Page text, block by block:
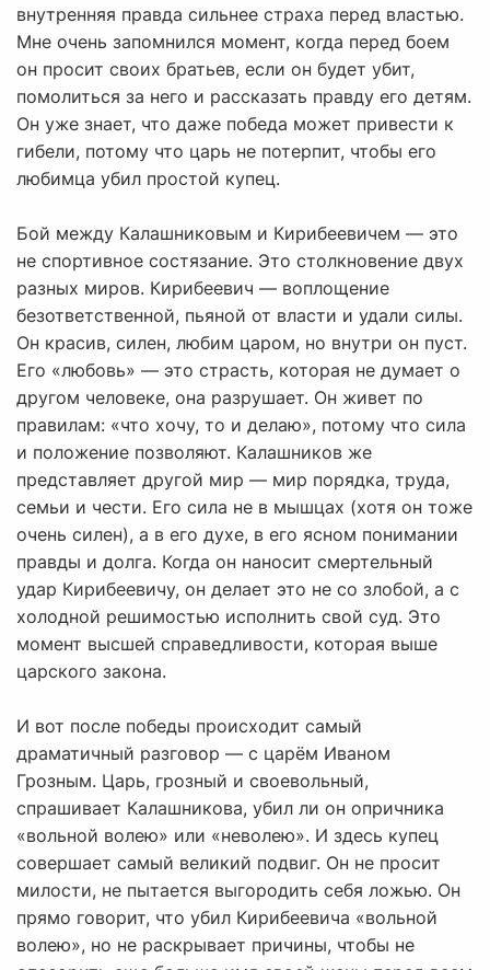
внутренняя правда сильнее страха перед властью.
Мне очень запомнился момент, когда перед боем
он просит своих братьев, если он будет убит,
помолиться за него и рассказать правду его детям.
Он уже знает, что даже победа может привести к
гибели, потому что царь не потерпит, чтобы его
любимца убил простой купец.
Бой между Калашниковым и Кирибеевичем — это
не спортивное состязание. Это столкновение двух
разных миров. Кирибеевич — воплощение
безответственной, пьяной от власти и удали силы.
Он красив, силен, любим царом, но внутри он пуст.
Его «любовь» — это страсть, которая не думает о
другом человеке, она разрушает. Он живет по
правилам: «что хочу, то и делаю», потому что сила
и положение позволяют. Калашников же
представляет другой мир — мир порядка, труда,
семьи и чести. Его сила не в мышцах (хотя он тоже
очень силен), а в его духе, в его ясном понимании
правды и долга. Когда он наносит смертельный
удар Кирибеевичу, он делает это не со злобой, а с
холодной решимостью исполнить свой суд. Это
момент высшей справедливости, которая выше
царского закона.
И вот после победы происходит самый
драматичный разговор — с царём Иваном
Грозным. Царь, грозный и своевольный,
спрашивает Калашникова, убил ли он опричника
«вольной волею» или «неволею». И здесь купец
совершает самый великий подвиг. Он не просит
милости, не пытается выгородить себя ложью. Он
прямо говорит, что убил Кирибеевича «вольной
волею», но не раскрывает причины, чтобы не